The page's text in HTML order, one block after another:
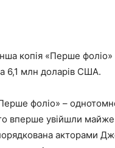
копія «Перше
6,1 млн доларів США.
фоліо» –
вперше увійшли майже
акторами